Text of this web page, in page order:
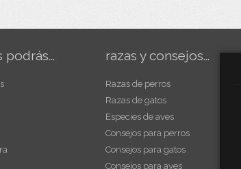
razas y consejos...
Razas de perros
Razas de gatos
Especies de aves
Consejos para perros
Consejos para gatos
Consejos para aves